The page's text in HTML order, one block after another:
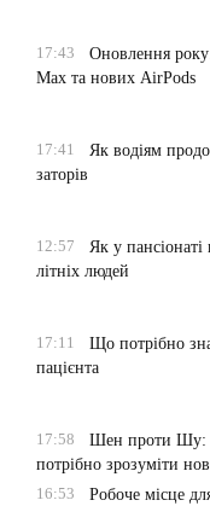
17:43
Оновлення
Max та нових AirPods
17:41
Як водіям
заторів
12:57
Як у пансіонаті
літніх людей
17:11
Що потрібно
пацієнта
17:58
Шен проти Шу:
потрібно зрозуміти
16:53
Робоче місце